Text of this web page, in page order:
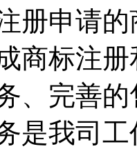
册申请
商标注
、完善
是我司